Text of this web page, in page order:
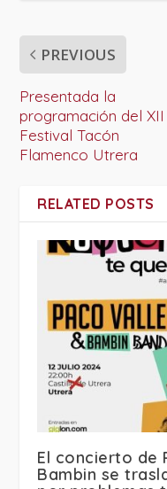
PREVIOUS
Presentada la
programación del XII
Festival Tacón
Flamenco Utrera
RELATED POSTS
El concierto de
Bambin se